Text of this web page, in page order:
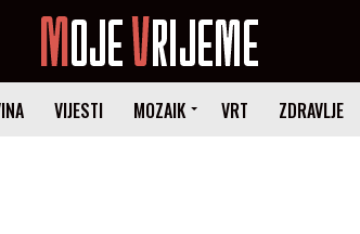
VIJESTI MOZAIK VRT ZDRAVLJE